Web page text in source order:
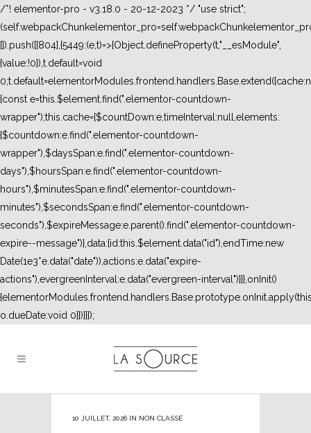
/*! elementor-pro - v3.18.0 - 20-12-2023 */ "use strict";
[]).push([[804],{5449:(e,t)=>{Object.defineProperty(t,"__esModule",
{value:!0}),t.default=void
{const e=this.$element.find(".elementor-countdown-
wrapper");this.cache={$countDown:e,timeInterval:null,elements:
{$countdown:e.find(".elementor-countdown-
wrapper"),$daysSpan:e.find(".elementor-countdown-
days"),$hoursSpan:e.find(".elementor-countdown-
hours"),$minutesSpan:e.find(".elementor-countdown-
minutes"),$secondsSpan:e.find(".elementor-countdown-
seconds"),$expireMessage:e.parent().find(".elementor-countdown-
expire--message")},data:{id:this.$element.data("id"),endTime:new
Date(1e3*e.data("date")),actions:e.data("expire-
actions"),evergreenInterval:e.data("evergreen-interval")}}},onInit()
o.dueDate:void 0}})}}]);
10 JUILLET, 2026 IN NON CLASSÉ